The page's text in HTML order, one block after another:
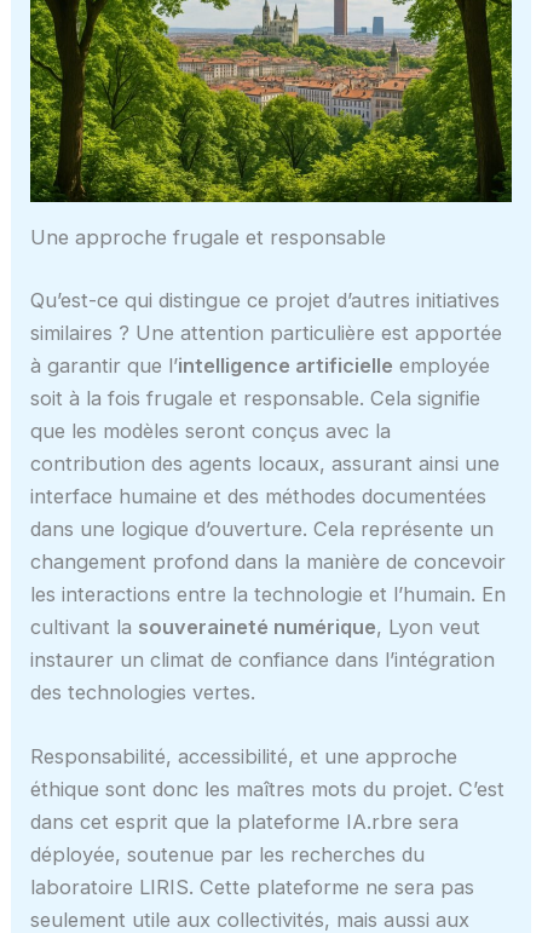
Une approche frugale et responsable
Qu’est-ce qui distingue ce projet d’autres initiatives
similaires ? Une attention particulière est apportée
à garantir que l’intelligence artificielle employée
soit à la fois frugale et responsable. Cela signifie
que les modèles seront conçus avec la
contribution des agents locaux, assurant ainsi une
interface humaine et des méthodes documentées
dans une logique d’ouverture. Cela représente un
changement profond dans la manière de concevoir
les interactions entre la technologie et l’humain. En
cultivant la souveraineté numérique, Lyon veut
instaurer un climat de confiance dans l’intégration
des technologies vertes.
Responsabilité, accessibilité, et une approche
éthique sont donc les maîtres mots du projet. C’est
dans cet esprit que la plateforme IA.rbre sera
déployée, soutenue par les recherches du
laboratoire LIRIS. Cette plateforme ne sera pas
seulement utile aux collectivités, mais aussi aux